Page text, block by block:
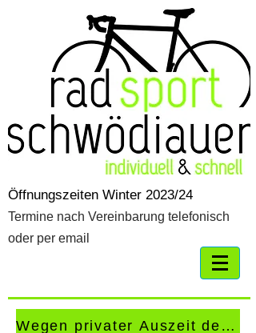
Öffnungszeiten Winter 2023/24
Termine nach Vereinbarung telefonisch
oder per email
Wegen privater Auszeit